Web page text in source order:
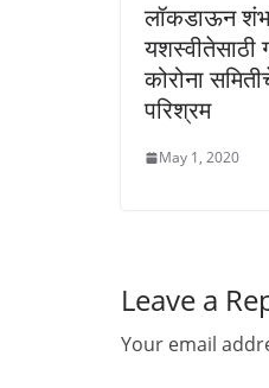
लॉकडाऊन
यशस्वीतेसाठी
कोरोना
परिश्रम
May 1, 2020
Leave a
Your email